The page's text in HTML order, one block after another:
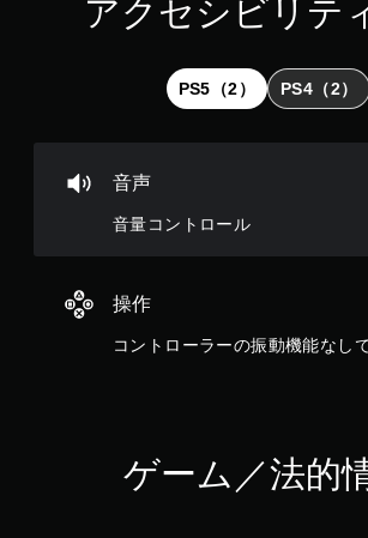
アクセシビリテ
PS5（2） PS4（2）
音声
音量コントロール
操作
コントローラーの振動機能なし
ゲーム／法的